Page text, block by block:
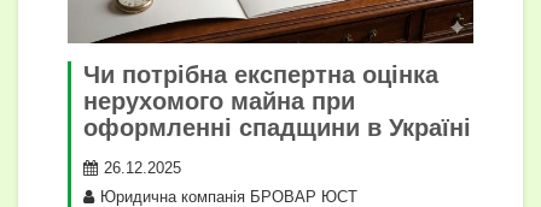
Чи потрібна експертна оцінка
нерухомого майна при
оформленні спадщини в Україні
26.12.2025
Юридична компанія БРОВАР ЮСТ